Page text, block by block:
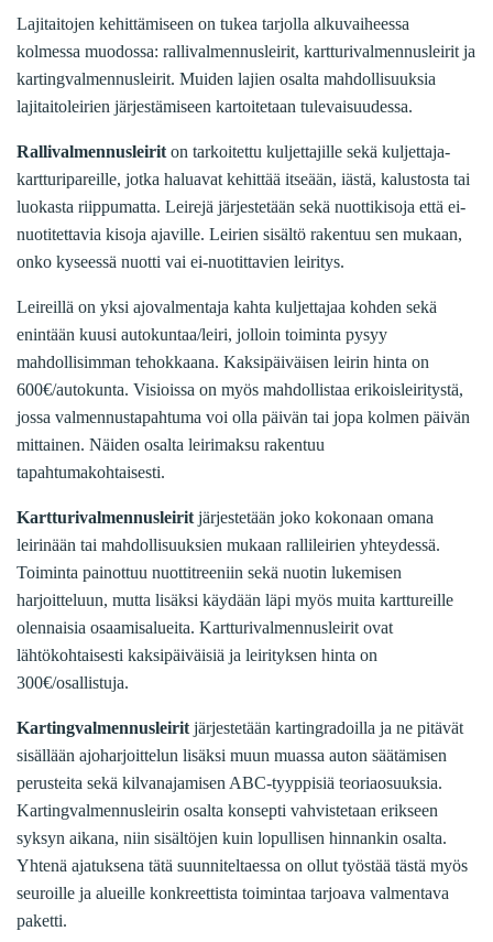
Lajitaitojen kehittämiseen on tukea tarjolla alkuvaiheessa
kolmessa muodossa: rallivalmennusleirit, kartturivalmennusleirit ja
kartingvalmennusleirit. Muiden lajien osalta mahdollisuuksia
lajitaitoleirien järjestämiseen kartoitetaan tulevaisuudessa.
Rallivalmennusleirit on tarkoitettu kuljettajille sekä kuljettaja-
kartturipareille, jotka haluavat kehittää itseään, iästä, kalustosta tai
luokasta riippumatta. Leirejä järjestetään sekä nuottikisoja että ei-
nuotitettavia kisoja ajaville. Leirien sisältö rakentuu sen mukaan,
onko kyseessä nuotti vai ei-nuotittavien leiritys.
Leireillä on yksi ajovalmentaja kahta kuljettajaa kohden sekä
enintään kuusi autokuntaa/leiri, jolloin toiminta pysyy
mahdollisimman tehokkaana. Kaksipäiväisen leirin hinta on
600€/autokunta. Visioissa on myös mahdollistaa erikoisleiritystä,
jossa valmennustapahtuma voi olla päivän tai jopa kolmen päivän
mittainen. Näiden osalta leirimaksu rakentuu
tapahtumakohtaisesti.
Kartturivalmennusleirit järjestetään joko kokonaan omana
leirinään tai mahdollisuuksien mukaan rallileirien yhteydessä.
Toiminta painottuu nuottitreeniin sekä nuotin lukemisen
harjoitteluun, mutta lisäksi käydään läpi myös muita karttureille
olennaisia osaamisalueita. Kartturivalmennusleirit ovat
lähtökohtaisesti kaksipäiväisiä ja leirityksen hinta on
300€/osallistuja.
Kartingvalmennusleirit järjestetään kartingradoilla ja ne pitävät
sisällään ajoharjoittelun lisäksi muun muassa auton säätämisen
perusteita sekä kilvanajamisen ABC-tyyppisiä teoriaosuuksia.
Kartingvalmennusleirin osalta konsepti vahvistetaan erikseen
syksyn aikana, niin sisältöjen kuin lopullisen hinnankin osalta.
Yhtenä ajatuksena tätä suunniteltaessa on ollut työstää tästä myös
seuroille ja alueille konkreettista toimintaa tarjoava valmentava
paketti.